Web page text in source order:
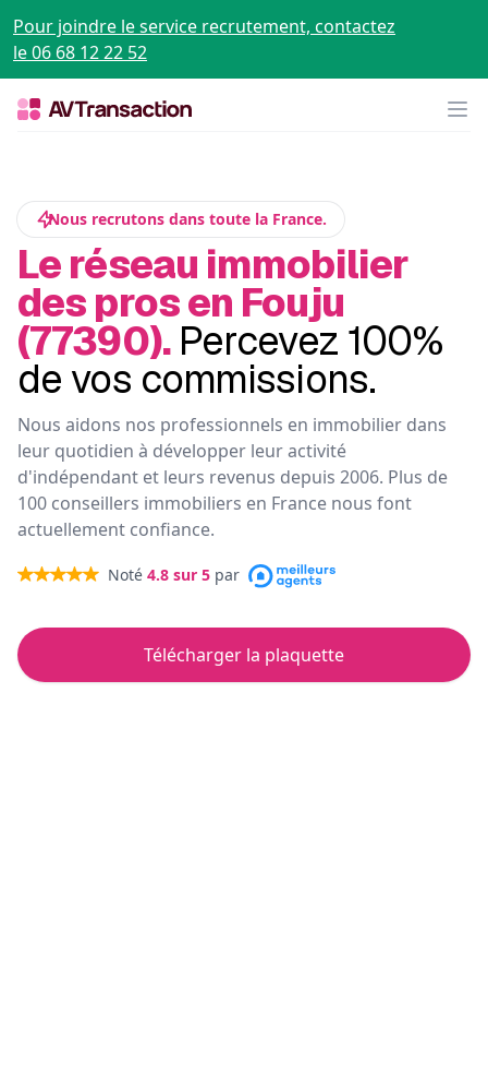
Pour joindre le service recrutement, contactez
le 06 68 12 22 52
Nous recrutons dans toute la France.
Le réseau immobilier
des pros en Fouju
(77390). Percevez 100%
de vos commissions.
Nous aidons nos professionnels en immobilier dans
leur quotidien à développer leur activité
d'indépendant et leurs revenus depuis 2006. Plus de
100 conseillers immobiliers en France nous font
actuellement confiance.
Noté 4.8 sur 5 par
Télécharger la plaquette